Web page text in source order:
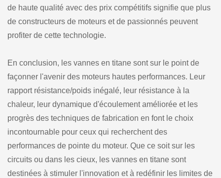
de haute qualité avec des prix compétitifs signifie que plus
de constructeurs de moteurs et de passionnés peuvent
profiter de cette technologie.
En conclusion, les vannes en titane sont sur le point de
façonner l'avenir des moteurs hautes performances. Leur
rapport résistance/poids inégalé, leur résistance à la
chaleur, leur dynamique d'écoulement améliorée et les
progrès des techniques de fabrication en font le choix
incontournable pour ceux qui recherchent des
performances de pointe du moteur. Que ce soit sur les
circuits ou dans les cieux, les vannes en titane sont
destinées à stimuler l'innovation et à redéfinir les limites de